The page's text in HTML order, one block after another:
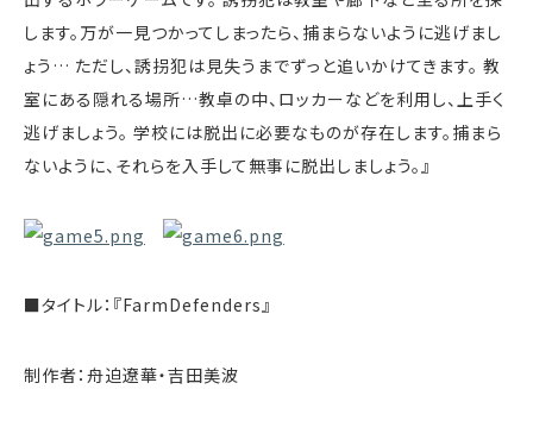
します。万が一見つかってしまったら、捕まらないように逃げまし
ょう… ただし、誘拐犯は見失うまでずっと追いかけてきます。 教
室にある隠れる場所…教卓の中、ロッカーなどを利用し、上手く
逃げましょう。 学校には脱出に必要なものが存在します。捕まら
ないように、それらを入手して無事に脱出しましょう。』
■タイトル：『FarmDefenders』
制作者：舟迫遼華・吉田美波